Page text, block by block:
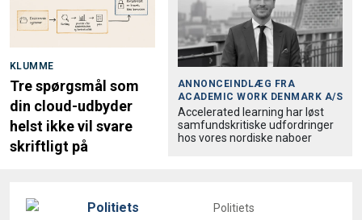
KLUMME
Tre spørgsmål som
din cloud-udbyder
helst ikke vil svare
skriftligt på
ANNONCEINDLÆG FRA
ACADEMIC WORK DENMARK A/S
Accele­rated learning har løst
samfund­skri­tiske udfordringer
hos vores nordiske naboer
Politiets